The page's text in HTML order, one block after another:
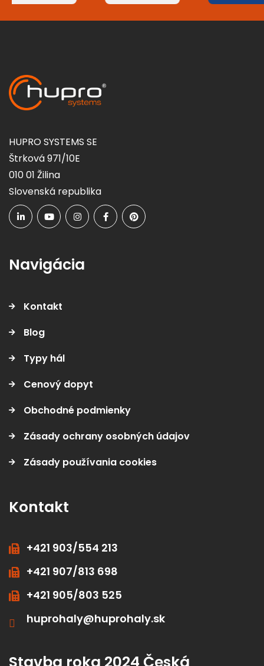
HUPRO SYSTEMS SE
Štrková 971/10E
010 01 Žilina
Slovenská republika
Navigácia
Kontakt
Blog
Typy hál
Cenový dopyt
Obchodné podmienky
Zásady ochrany osobných údajov
Zásady používania cookies
Kontakt
+421 903/554 213
+421 907/813 698
+421 905/803 525
huprohaly@huprohaly.sk